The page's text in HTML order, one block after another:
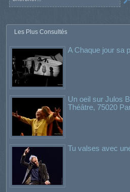
Les Plus Consultés
A Chaque jour sa
Un oeil sur Julos
Théâtre, 75020
Tu valses avec